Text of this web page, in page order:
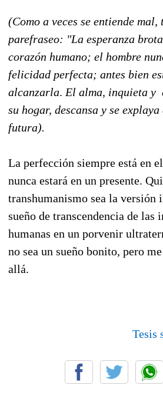
(Como a veces se entiende mal,
parefraseo: "La esperanza
corazón humano; el hombre
felicidad perfecta; antes bien
alcanzarla. El alma, inquieta y
su hogar, descansa y se
futura).
La perfección siempre está en
nunca estará en un presente.
transhumanismo sea la versión
sueño de transcendencia de las
humanas en un porvenir
no sea un sueño bonito, pero
allá.
Tesis